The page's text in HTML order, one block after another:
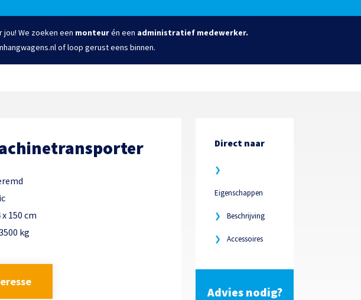
jou! We zoeken een monteurén een administratief medewerker.
of loop gerust eens binnen.
150 cm
kg
Direct naar
❯
Eigenschappen
❯ Beschrijving
❯ Accessoires
Advies nodig?